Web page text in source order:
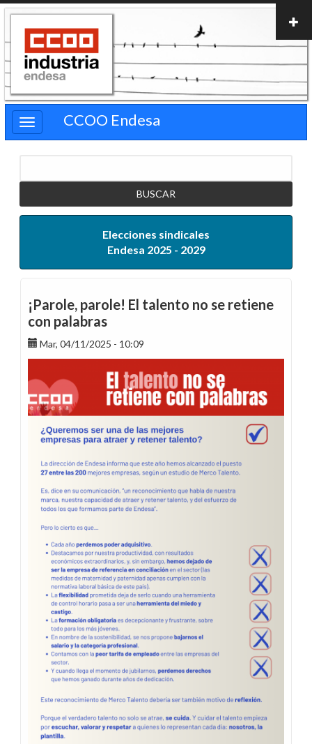
Pasar
contenido
principal
CCOO Endesa
Elecciones sindicales
Endesa 2025 - 2029
¡Parole, parole! El talento no se retiene
con palabras
Mar, 04/11/2025 - 10:09